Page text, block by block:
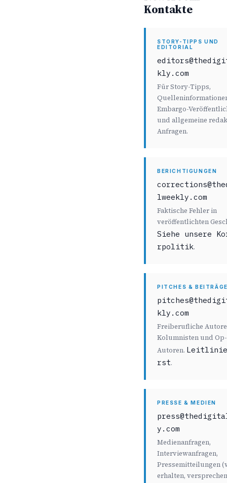
Kontakte
STORY-TIPPS UND
EDITORIAL
kly.com
Für Story-Tipps,
Embargo-
und allgemeine
Anfragen.
BERICHTIGUNGEN
lweekly.com
Faktische Fehler in
veröffentlichten
Siehe unsere
rpolitik.
PITCHES &
kly.com
Freiberufliche
Kolumnisten und
Autoren.
rst.
PRESSE & MEDIEN
y.com
Medienanfragen,
Interviewanfragen,
Pressemitteilungen
erhalten,